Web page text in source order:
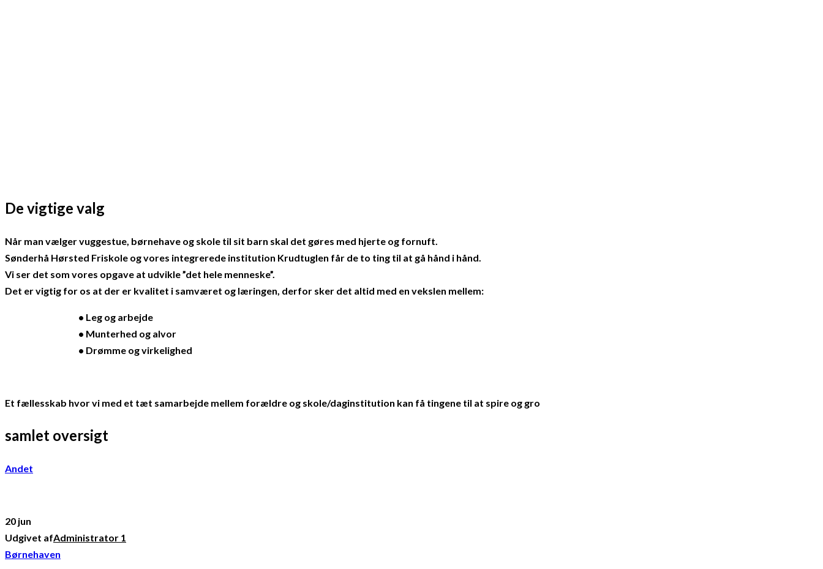
De vigtige valg
Når man vælger vuggestue, børnehave og skole til sit barn skal det gøres med hjerte og fornuft.
Sønderhå Hørsted Friskole og vores integrerede institution Krudtuglen får de to ting til at gå hånd i hånd.
Vi ser det som vores opgave at udvikle ”det hele menneske”.
Det er vigtig for os at der er kvalitet i samværet og læringen, derfor sker det altid med en vekslen mellem:
• Leg og arbejde
• Munterhed og alvor
• Drømme og virkelighed
Et fællesskab hvor vi med et tæt samarbejde mellem forældre og skole/daginstitution kan få tingene til at spire og gro
samlet oversigt
Andet
20 jun
Udgivet afAdministrator 1
Børnehaven